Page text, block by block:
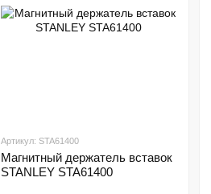
Артикул: STA61400
Магнитный держатель вставок
STANLEY STA61400